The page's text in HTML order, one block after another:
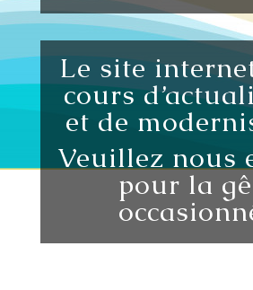
Le site
cours
et de
Veuillez nous
pour la